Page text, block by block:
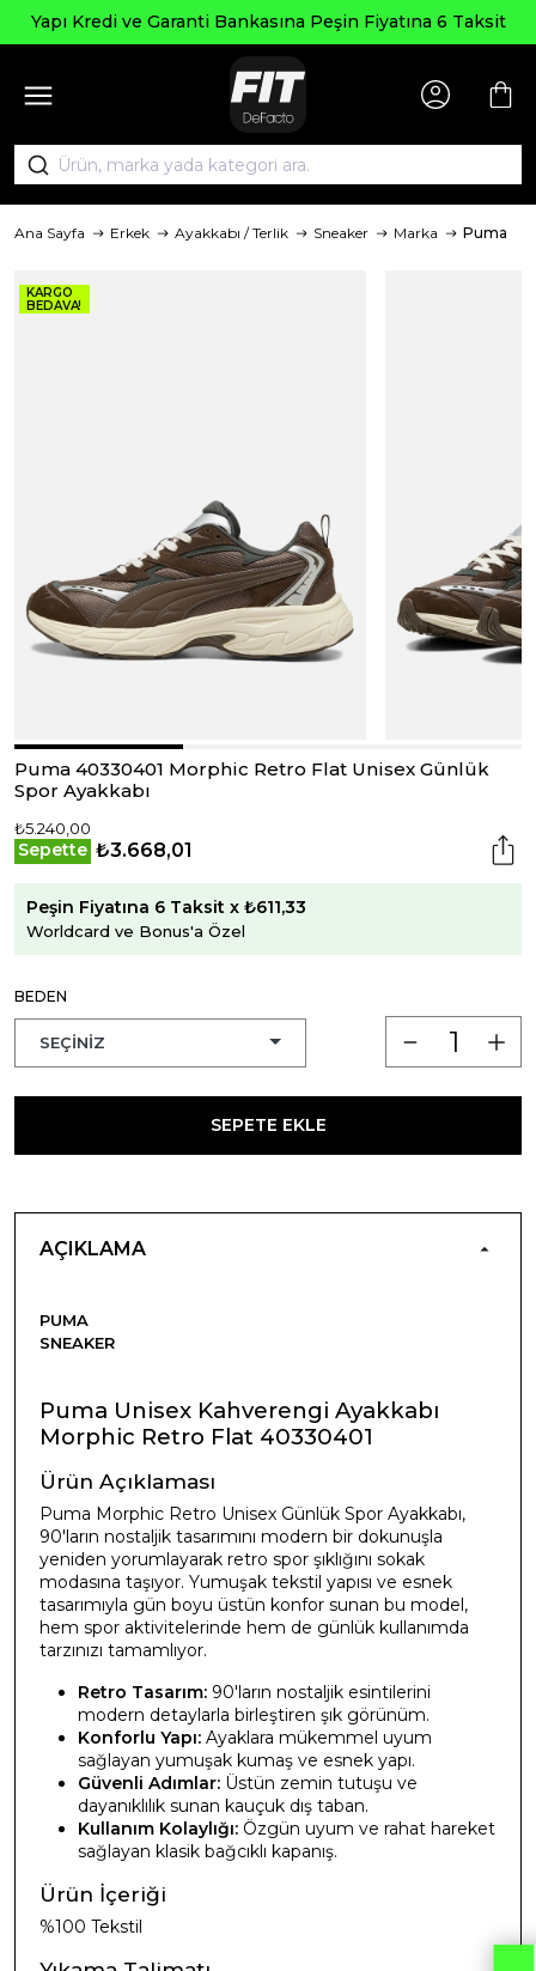
Yapı Kredi ve Garanti Bankasına Peşin Fiyatına 6 Taksit
Ana Sayfa Erkek Ayakkabı / Terlik Sneaker Marka Puma
KARGO
BEDAVA!
Puma 40330401 Morphic Retro Flat Unisex Günlük
Spor Ayakkabı
₺5.240,00
Sepette ₺3.668,01
Peşin Fiyatına 6 Taksit x ₺611,33
Worldcard ve Bonus'a Özel
BEDEN
SEPETE EKLE
AÇIKLAMA
PUMA
SNEAKER
Puma Unisex Kahverengi Ayakkabı
Morphic Retro Flat 40330401
Ürün Açıklaması
Puma Morphic Retro Unisex Günlük Spor Ayakkabı,
90'ların nostaljik tasarımını modern bir dokunuşla
yeniden yorumlayarak retro spor şıklığını sokak
modasına taşıyor. Yumuşak tekstil yapısı ve esnek
tasarımıyla gün boyu üstün konfor sunan bu model,
hem spor aktivitelerinde hem de günlük kullanımda
tarzınızı tamamlıyor.
Retro Tasarım: 90'ların nostaljik esintilerini
modern detaylarla birleştiren şık görünüm.
Konforlu Yapı: Ayaklara mükemmel uyum
sağlayan yumuşak kumaş ve esnek yapı.
Güvenli Adımlar: Üstün zemin tutuşu ve
dayanıklılık sunan kauçuk dış taban.
Kullanım Kolaylığı: Özgün uyum ve rahat hareket
sağlayan klasik bağcıklı kapanış.
Ürün İçeriği
%100 Tekstil